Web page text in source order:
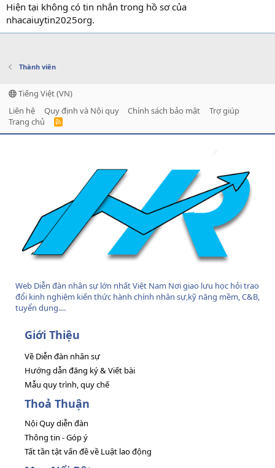
Hiện tại không có tin nhắn trong hồ sơ của
nhacaiuytin2025org.
Thành viên
Tiếng Việt (VN)
Liên hệ
Quy định và Nội quy Chính sách bảo mật
Trợ giúp
Trang chủ
R
Web Diễn đàn nhân sự lớn nhất Việt Nam Nơi giao lưu học hỏi trao
đổi kinh nghiệm kiến thức hành chính nhân sự,kỹ năng mềm, C&B,
tuyển dụng....
Giới Thiệu
Về Diễn đàn nhân sự
Hướng dẫn đăng ký & Viết bài
Mẫu quy trình, quy chế
Thoả Thuận
Nội Quy diễn đàn
Thông tin - Góp ý
Tất tần tật vấn đề về Luật lao động